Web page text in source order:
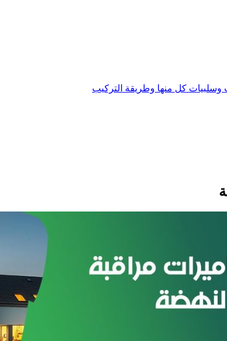
وسلبيات كل منها وطريقة التركيب